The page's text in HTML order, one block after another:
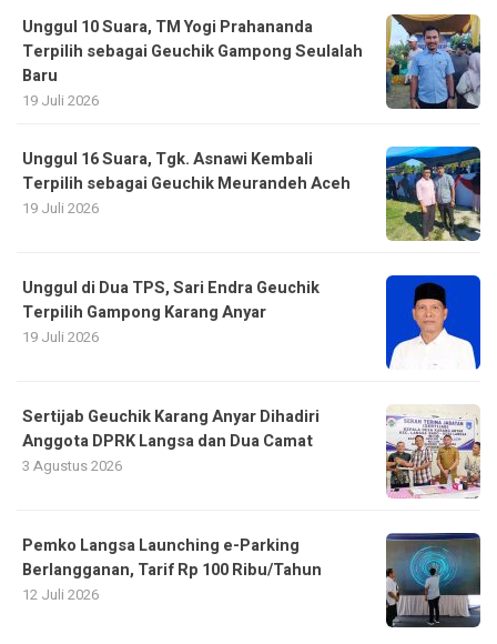
Unggul 10 Suara, TM Yogi Prahananda
Terpilih sebagai Geuchik Gampong Seulalah
Baru
19 Juli 2026
Unggul 16 Suara, Tgk. Asnawi Kembali
Terpilih sebagai Geuchik Meurandeh Aceh
19 Juli 2026
Unggul di Dua TPS, Sari Endra Geuchik
Terpilih Gampong Karang Anyar
19 Juli 2026
Sertijab Geuchik Karang Anyar Dihadiri
Anggota DPRK Langsa dan Dua Camat
3 Agustus 2026
Pemko Langsa Launching e-Parking
Berlangganan, Tarif Rp 100 Ribu/Tahun
12 Juli 2026